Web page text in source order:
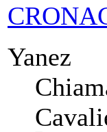
Yanez